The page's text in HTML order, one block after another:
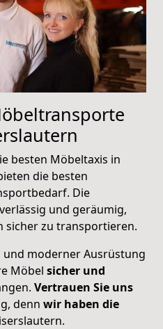
besten Möbeltaxis in
die besten
Die
und geräumig,
sicher zu transportieren.
moderner Ausrüstung
Möbel sicher und
Vertrauen Sie uns
denn wir haben die